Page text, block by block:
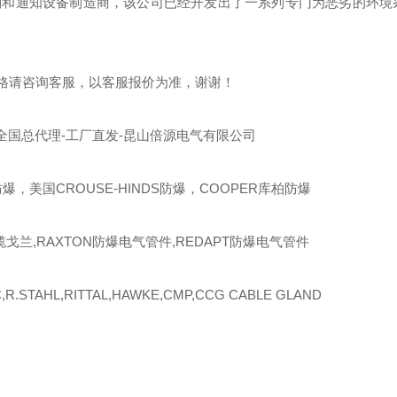
请咨询客服，以客服报价为准，谢谢！
国总代理-工厂直发-昆山倍源电气有限公司
，美国CROUSE-HINDS防爆，COOPER库柏防爆
兰,RAXTON防爆电气管件,REDAPT防爆电气管件
CABLE GLAND